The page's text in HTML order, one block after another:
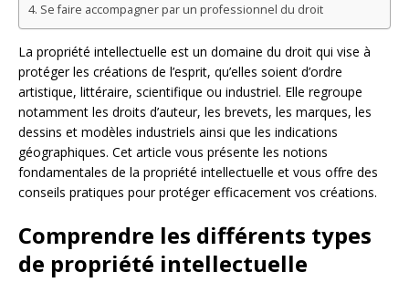
Se faire accompagner par un professionnel du droit
La propriété intellectuelle est un domaine du droit qui vise à
protéger les créations de l’esprit, qu’elles soient d’ordre
artistique, littéraire, scientifique ou industriel. Elle regroupe
notamment les droits d’auteur, les brevets, les marques, les
dessins et modèles industriels ainsi que les indications
géographiques. Cet article vous présente les notions
fondamentales de la propriété intellectuelle et vous offre des
conseils pratiques pour protéger efficacement vos créations.
Comprendre les différents types
de propriété intellectuelle